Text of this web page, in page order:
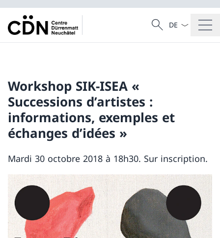
Recherche
Recherche
La langue
Workshop SIK-ISEA «
Successions d’artistes :
informations, exemples et
échanges d’idées »
Mardi 30 octobre 2018 à 18h30. Sur inscription.